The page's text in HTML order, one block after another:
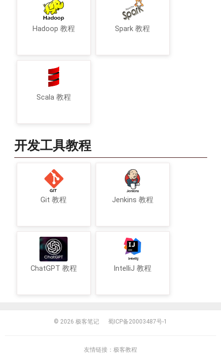
Hadoop 教程 Spark 教程
Scala 教程
开发工具教程
Git 教程 Jenkins 教程
ChatGPT 教程 IntelliJ 教程
© 2026 极客笔记 蜀ICP备20003487号-1
友情链接： 极客教程